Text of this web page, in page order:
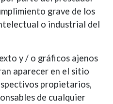
grave de los
o industrial del
y / o gráficos ajenos
aparecer en el sitio
propietarios,
de cualquier